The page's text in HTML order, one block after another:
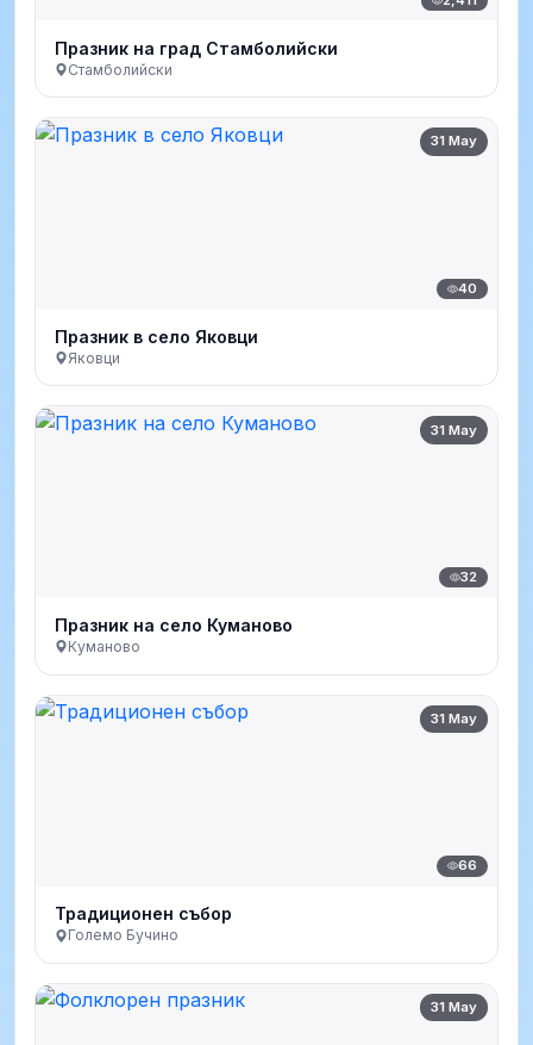
Празник на град Стамболийски
Стамболийски
31 May
40
Празник в село Яковци
Яковци
31 May
32
Празник на село Куманово
Куманово
31 May
66
Традиционен събор
Големо Бучино
31 May